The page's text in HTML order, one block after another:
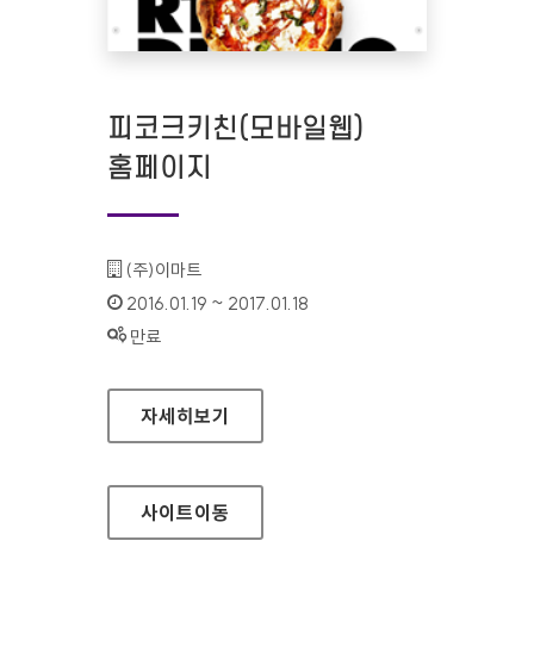
피코크키친(모바일웹)
홈페이지
기관명 :
(주)이마트
인증기간 :
2016.01.19 ~ 2017.01.18
상태 :
만료
피코크키친(모바일웹) 홈페이지
자세히보기
사이트이동